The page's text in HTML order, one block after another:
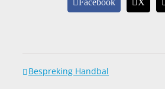
Facebook X
Bespreking Handbal